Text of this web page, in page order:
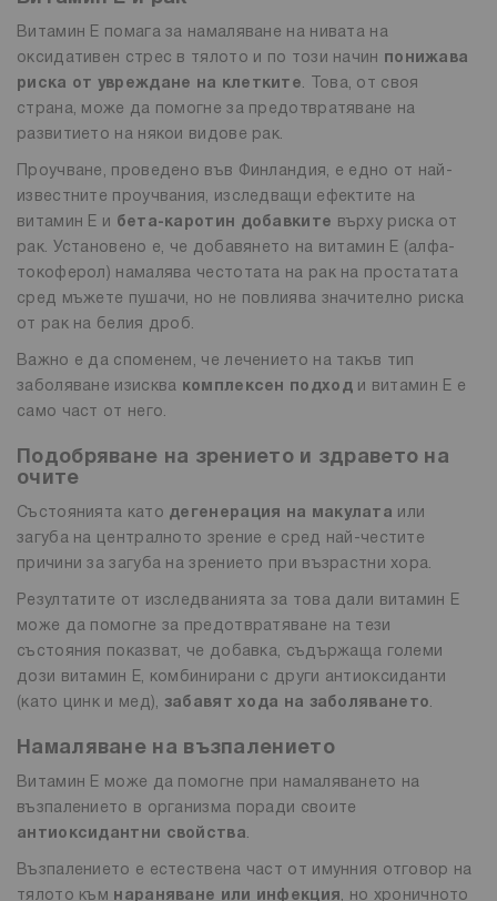
Витамин Е помага за намаляване на нивата на
оксидативен стрес в тялото и по този начин
понижава
риска от увреждане на клетките. Това, от своя
страна, може да помогне за предотвратяване на
развитието на някои видове рак.
Проучване, проведено във Финландия, е едно от най-
известните проучвания, изследващи ефектите на
витамин Е и
бета-каротин добавките върху риска от
рак. Установено е, че добавянето на витамин Е (алфа-
токоферол) намалява честотата на рак на простатата
сред мъжете пушачи, но не повлиява значително риска
от рак на белия дроб.
Важно е да споменем, че лечението на такъв тип
заболяване изисква
комплексен подходи витамин Е е
само част от него.
Подобряване на зрението и здравето на
очите
Състоянията като дегенерация на макулата или
загуба на централното зрение е сред най-честите
причини за загуба на зрението при възрастни хора.
Резултатите от изследванията за това дали витамин Е
може да помогне за предотвратяване на тези
състояния показват, че добавка, съдържаща големи
дози витамин Е, комбинирани с други антиоксиданти
(като цинк и мед), забавят хода на заболяването.
Намаляване на възпалението
Витамин Е може да помогне при намаляването на
възпалението в организма поради своите
антиоксидантни свойства.
Възпалението е естествена част от имунния отговор на
тялото към
нараняване или инфекция , но хроничното